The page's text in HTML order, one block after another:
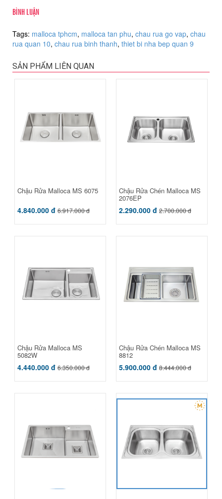
BÌNH LUẬN
Tags: malloca tphcm, malloca tan phu, chau rua go vap, chau
rua quan 10, chau rua binh thanh, thiet bi nha bep quan 9
SẢN PHẨM LIÊN QUAN
Chậu Rửa Malloca MS 6075
4.840.000 đ 6.917.000 đ
Chậu Rửa Chén Malloca MS
2076EP
2.290.000 đ 2.700.000 đ
Chậu Rửa Malloca MS
5082W
4.440.000 đ 6.350.000 đ
Chậu Rửa Chén Malloca MS
8812
5.900.000 đ 8.444.000 đ